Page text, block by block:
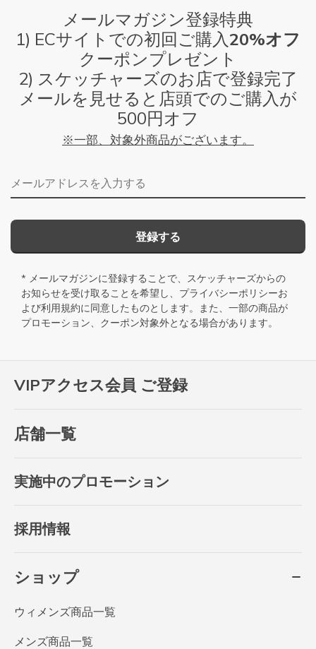
VIPアクセス会員 ご登録
店舗一覧
実施中のプロモーション
採用情報
ショップ
ウィメンズ商品一覧
メンズ商品一覧
メールマガジン登録特典
1) ECサイトでの初回ご購入 20%オフ
クーポンプレゼント
2) スケッチャーズのお店で登録完了
メールを見せると店頭でのご購入が
500円オフ
※一部、対象外商品がございます。
メールアドレス
登録する
* メールマガジンに登録することで、スケッチャーズからの
お知らせを受け取ることを希望し、 プライバシーポリシーお
よび利用規約に同意したものとします。また、一部の商品が
プロモーション、クーポン対象外となる場合があります。